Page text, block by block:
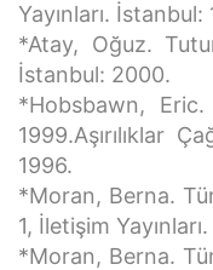
Yayınları. İstanbul:
*Atay, Oğuz.
İstanbul: 2000.
*Hobsbawn,
1999.Aşırılıklar
1996.
*Moran, Berna.
1, İletişim
*Moran, Berna.